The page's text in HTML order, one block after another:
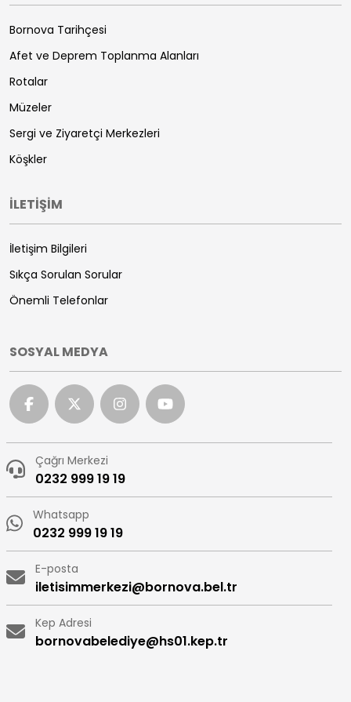
Bornova Tarihçesi
Afet ve Deprem Toplanma Alanları
Rotalar
Müzeler
Sergi ve Ziyaretçi Merkezleri
Köşkler
İLETİŞİM
İletişim Bilgileri
Sıkça Sorulan Sorular
Önemli Telefonlar
SOSYAL MEDYA
Çağrı Merkezi
0232 999 19 19
Whatsapp
0232 999 19 19
E-posta
iletisimmerkezi@bornova.bel.tr
Kep Adresi
bornovabelediye@hs01.kep.tr